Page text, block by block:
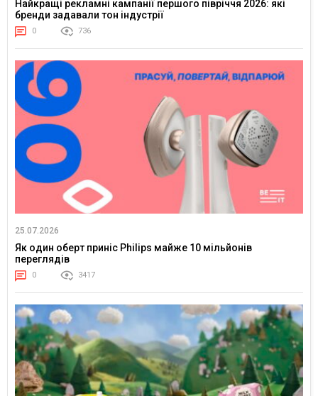
Найкращі рекламні кампанії першого півріччя 2026: які
бренди задавали тон індустрії
0 736
25.07.2026
Як один оберт приніс Philips майже 10 мільйонів
переглядів
0 3417